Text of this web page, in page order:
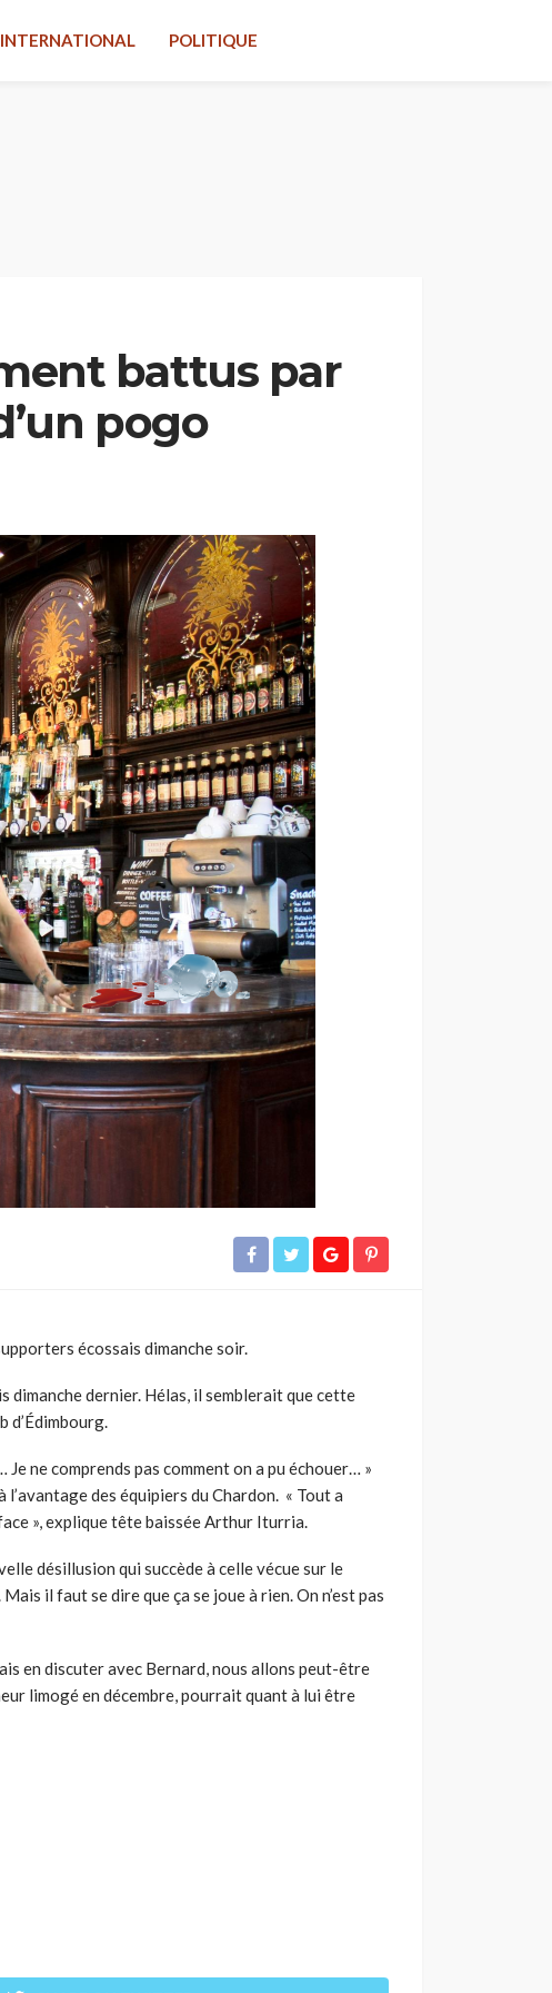
INTERNATIONAL POLITIQUE
battus par
pogo
écossais dimanche soir.
dimanche dernier. Hélas, il semblerait que cette
d’Édimbourg.
ne comprends pas comment on a pu échouer… »
des équipiers du Chardon. « Tout a
», explique tête baissée Arthur Iturria.
désillusion qui succède à celle vécue sur le
il faut se dire que ça se joue à rien. On n’est pas
en discuter avec Bernard, nous allons peut-être
limogé en décembre, pourrait quant à lui être